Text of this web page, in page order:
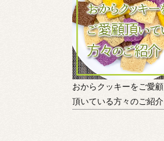
おからクッキーをご愛顧
頂いている方々のご紹介